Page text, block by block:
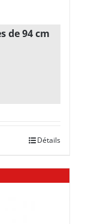
de 94 cm
Détails